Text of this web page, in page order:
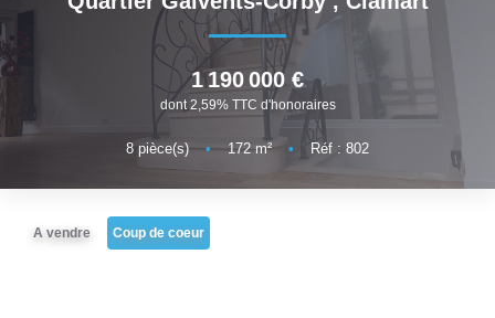
MISE EN RELATION
NOTRE ENSEIGNE
Nous Rejoindre
Nos Témoignages
1 190 000 €
dont 2,59% TTC d'honoraires
8 pièce(s) • 172m² • Réf : 802
A vendre Coup de coeur